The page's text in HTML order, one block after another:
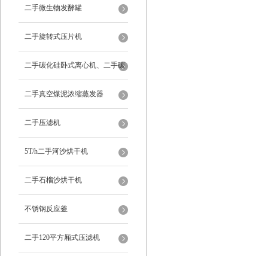
二手微生物发酵罐
二手旋转式压片机
二手碳化硅卧式离心机、二手碳
化硅分级机、二手碳化硅水洗离
心机
二手真空煤泥浓缩蒸发器
二手压滤机
5T/h二手河沙烘干机
二手石榴沙烘干机
不锈钢反应釜
二手120平方厢式压滤机